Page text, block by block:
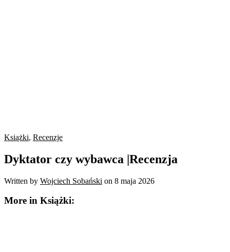
Książki, Recenzje
Dyktator czy wybawca |Recenzja
Written by Wojciech Sobański on 8 maja 2026
More in Książki: